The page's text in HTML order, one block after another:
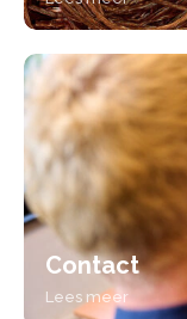
Contact
Lees meer